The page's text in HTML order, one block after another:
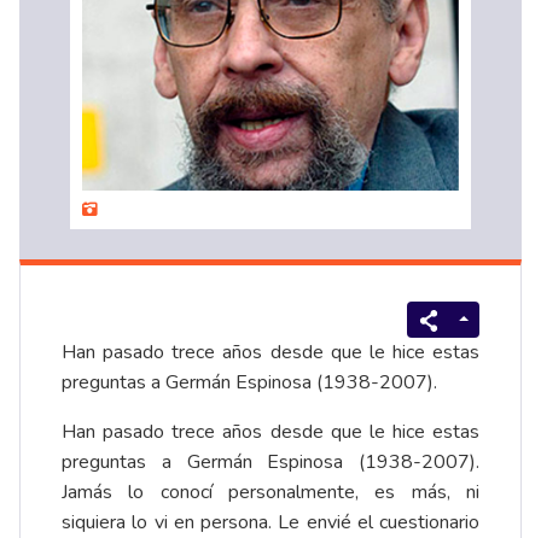
Han pasado trece años desde que le hice estas
preguntas a Germán Espinosa (1938-2007).
Han pasado trece años desde que le hice estas
preguntas a Germán Espinosa (1938-2007).
Jamás lo conocí personalmente, es más, ni
siquiera lo vi en persona. Le envié el cuestionario